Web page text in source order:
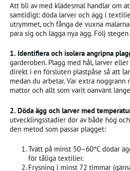
Att bli av med klädesmal handlar om
samtidigt: döda larver och ägg i
utrymmet, och fånga de vuxna
para sig och lägga nya ägg. Följ
1. Identifiera och isolera angripna
garderoben. Plagg med hål, larver
direkt i en försluten plastpåse så att
medan du arbetar. Var extra noggrann
mattor och allt som varit oanvänt
2. Döda ägg och larver med
utvecklingsstadier dör av både hög
den metod som passar plagget:
Tvätt på minst 50–60°C dödar
för tåliga textilier.
Frysning i minst 72 timmar